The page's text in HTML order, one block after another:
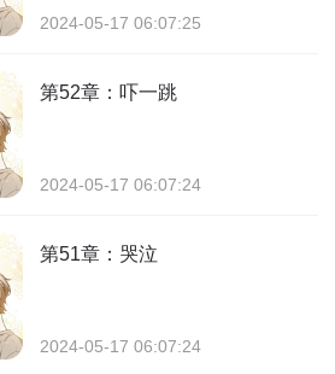
2024-05-17 06:07:25
第52章：吓一跳
2024-05-17 06:07:24
第51章：哭泣
2024-05-17 06:07:24